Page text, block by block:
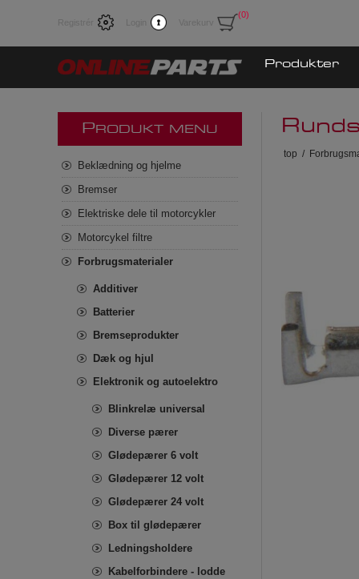
Registrér Login Varekurv
(0)
Produkter
top /
P RODUKT MENU
Beklædning og hjelme
Bremser
Elektriske dele til motorcykler
Motorcykel filtre
Forbrugsmaterialer
Additiver
Batterier
Bremseprodukter
Dæk og hjul
Elektronik og autoelektro
Blinkrelæ universal
Diverse pærer
Glødepærer 6 volt
Glødepærer 12 volt
Glødepærer 24 volt
Box til glødepærer
Ledningsholdere
Kabelforbindere - lodde